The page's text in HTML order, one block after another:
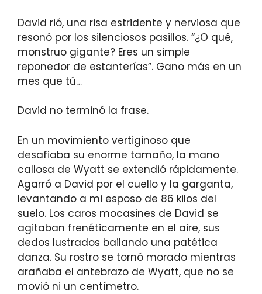
David rió, una risa estridente y nerviosa que
resonó por los silenciosos pasillos. “¿O qué,
monstruo gigante? Eres un simple
reponedor de estanterías”. Gano más en un
mes que tú…
David no terminó la frase.
En un movimiento vertiginoso que
desafiaba su enorme tamaño, la mano
callosa de Wyatt se extendió rápidamente.
Agarró a David por el cuello y la garganta,
levantando a mi esposo de 86 kilos del
suelo. Los caros mocasines de David se
agitaban frenéticamente en el aire, sus
dedos lustrados bailando una patética
danza. Su rostro se tornó morado mientras
arañaba el antebrazo de Wyatt, que no se
movió ni un centímetro.